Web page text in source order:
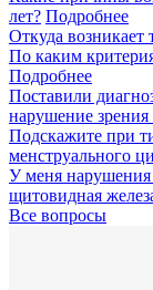
лет? Подробнее
Откуда возникает
По каким
Подробнее
Поставили
нарушение
Подскажите при
менструального
У меня нарушения
щитовидная
Все вопросы